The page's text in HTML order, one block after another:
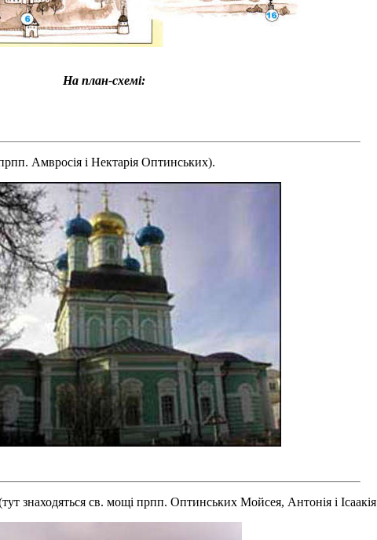
На план-схемі:
Амвросія і Нектарія Оптинських).
знаходяться св. мощі прпп. Оптинських Мойсея, Антонія і